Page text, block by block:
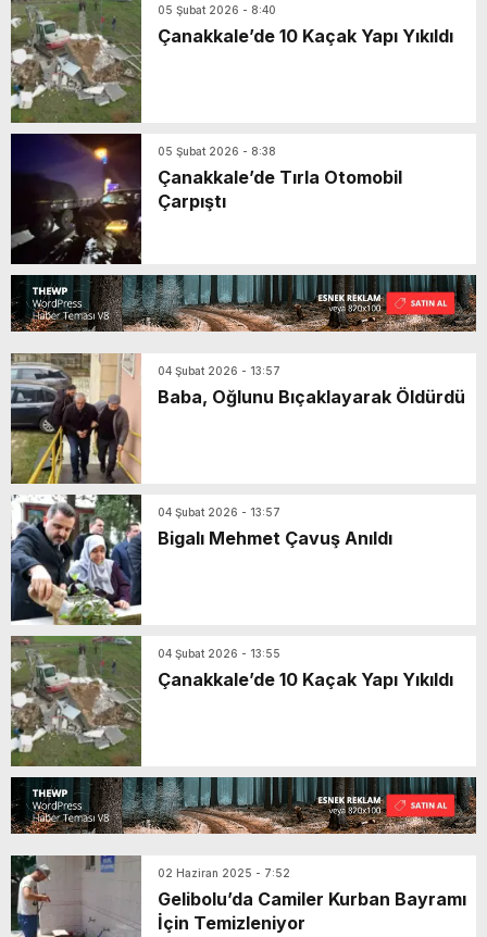
05 Şubat 2026 - 8:40
Çanakkale’de 10 Kaçak Yapı Yıkıldı
05 Şubat 2026 - 8:38
Çanakkale’de Tırla Otomobil
Çarpıştı
04 Şubat 2026 - 13:57
Baba, Oğlunu Bıçaklayarak Öldürdü
04 Şubat 2026 - 13:57
Bigalı Mehmet Çavuş Anıldı
04 Şubat 2026 - 13:55
Çanakkale’de 10 Kaçak Yapı Yıkıldı
02 Haziran 2025 - 7:52
Gelibolu’da Camiler Kurban Bayramı
İçin Temizleniyor